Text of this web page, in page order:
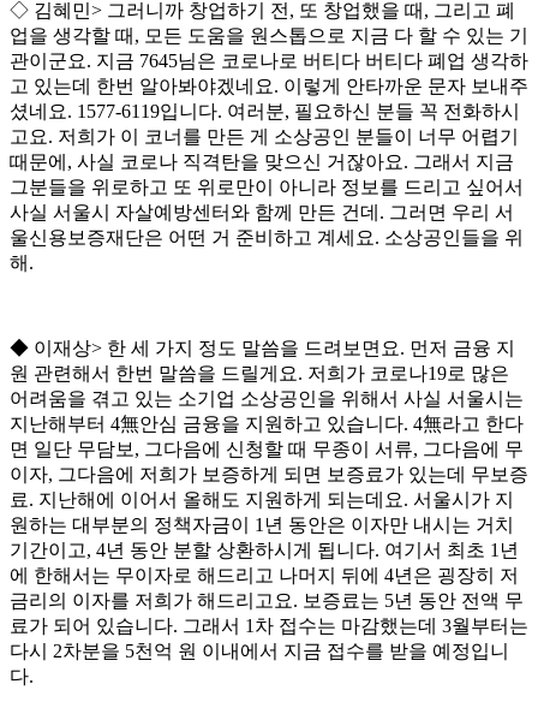
◇ 김혜민> 그러니까 창업하기 전 , 또 창업했을 때 , 그리고 폐
업을 생각할 때 , 모든 도움을 원스톱으로 지금 다 할 수 있는 기
관이군요. 지금 7645님은 코로나로 버티다 버티다 폐업 생각하
고 있는데 한번 알아봐야겠네요. 이렇게 안타까운 문자 보내주
셨네요. 1577-6119입니다. 여러분, 필요하신 분들 꼭 전화하시
고요. 저희가 이 코너를 만든 게 소상공인 분들이 너무 어렵기
때문에 , 사실 코로나 직격탄을 맞으신 거잖아요. 그래서 지금
그분들을 위로하고 또 위로만이 아니라 정보를 드리고 싶어서
사실 서울시 자살예방센터와 함께 만든 건데 . 그러면 우리 서
울신용보증재단은 어떤 거 준비하고 계세요. 소상공인들을 위
해 .
◆ 이재상> 한 세 가지 정도 말씀을 드려보면요. 먼저 금융 지
원 관련해서 한번 말씀을 드릴게요. 저희가 코로나19로 많은
어려움을 겪고 있는 소기업 소상공인을 위해서 사실 서울시는
지난해부터 4無안심 금융을 지원하고 있습니다. 4無라고 한다
면 일단 무담보 , 그다음에 신청할 때 무종이 서류, 그다음에 무
이자, 그다음에 저희가 보증하게 되면 보증료가 있는데 무보증
료. 지난해에 이어서 올해도 지원하게 되는데요. 서울시가 지
원하는 대부분의 정책자금이 1 년 동안은 이자만 내시는 거치
기간이고, 4년 동안 분할 상환하시게 됩니다. 여기서 최초 1 년
에 한해서는 무이자로 해드리고 나머지 뒤에 4년은 굉장히 저
금리의 이자를 저희가 해드리고요. 보증료는 5년 동안 전액 무
료가 되어 있습니다. 그래서 1 차 접수는 마감했는데 3월부터는
다시 2차분을 5천억 원 이내에서 지금 접수를 받을 예정입니
다.